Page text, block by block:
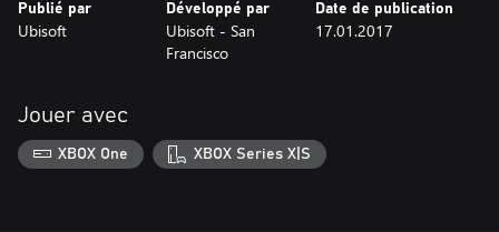
Publié par
Ubisoft
Développé par
Ubisoft - San
Francisco
Date de publication
17.01.2017
Jouer avec
XBOX One XBOX Series X|S